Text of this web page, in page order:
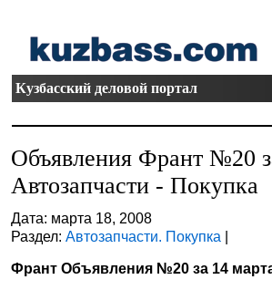
Кузбасский деловой портал
Объявления Франт №20
Автозапчасти - Покупка
Дата: марта 18, 2008
Раздел:Автозапчасти. Покупка |
Франт Объявления №20 за 14